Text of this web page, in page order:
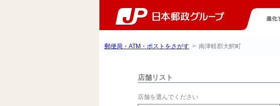
郵便局・ATM・ポストをさがす > 南津軽郡大鰐町
店舗リスト
店舗を選んでください